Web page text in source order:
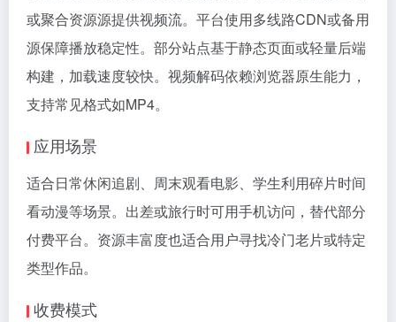
或聚合资源源提供视频流。平台使用多线路CDN或备用
源保障播放稳定性。部分站点基于静态页面或轻量后端
构建，加载速度较快。视频解码依赖浏览器原生能力，
支持常见格式如MP4。
应用场景
适合日常休闲追剧、周末观看电影、学生利用碎片时间
看动漫等场景。出差或旅行时可用手机访问，替代部分
付费平台。资源丰富度也适合用户寻找冷门老片或特定
类型作品。
收费模式